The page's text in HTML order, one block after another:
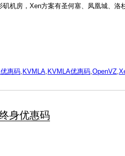
机房，Xen方案有圣何塞、凤凰城、
惠码 KVMLA KVMLA优惠码 OpenVZ
身优惠码